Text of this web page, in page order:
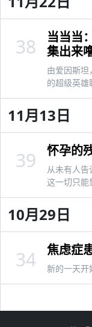
当当当
集出来
由爱因斯
的超级英雄
38
11月13日
怀孕的
从未有人
这一切只能
39
10月29日
焦虑症
新的一天开
34